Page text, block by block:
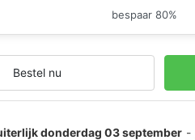
bespaar 80%
Bestel nu
donderdag 03 september -